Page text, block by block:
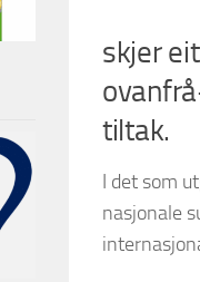
skjer
tiltak.
I det som
nasjonale